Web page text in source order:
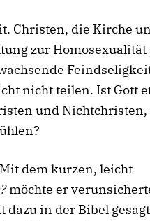
Christen, die Kirche
zur
nicht teilen. Ist Gott
und
dem kurzen, leicht
möchte er
dazu in der Bibel